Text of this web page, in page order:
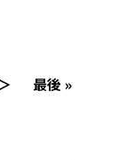
＞ 最後 »